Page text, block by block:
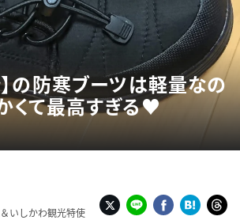
】の防寒ブーツは軽量なの
くて最高すぎる♥
いしかわ観光特使